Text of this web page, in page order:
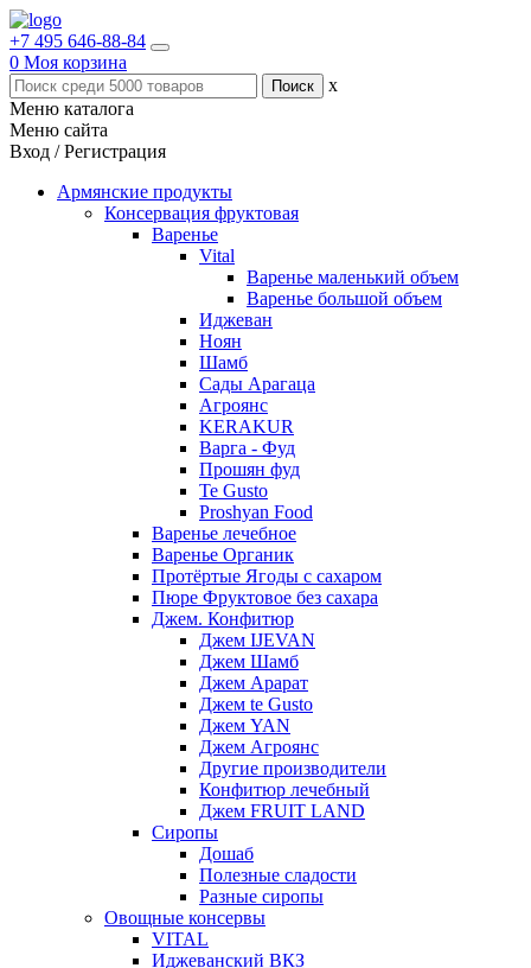
+7 495 646-88-84
0 Моя корзина
x
Меню каталога
Меню сайта
Вход / Регистрация
Армянские продукты
Консервация фруктовая
Варенье
Vital
Варенье маленький объем
Варенье большой объем
Иджеван
Ноян
Шамб
Сады Арагаца
Агроянс
KERAKUR
Варга - Фуд
Прошян фуд
Te Gusto
Proshyan Food
Варенье лечебное
Варенье Органик
Протёртые Ягоды с сахаром
Пюре Фруктовое без сахара
Джем. Конфитюр
Джем IJEVAN
Джем Шамб
Джем Арарат
Джем te Gusto
Джем YAN
Джем Агроянс
Другие производители
Конфитюр лечебный
Джем FRUIT LAND
Сиропы
Дошаб
Полезные сладости
Разные сиропы
Овощные консервы
VITAL
Иджеванский ВКЗ